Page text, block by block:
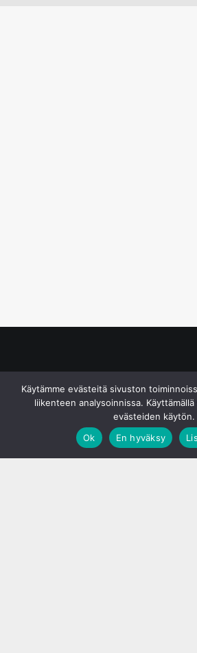
Käytämme evästeitä sivuston
liikenteen analysoinnissa.
evästeiden käytön.
Ok
En hyväksy